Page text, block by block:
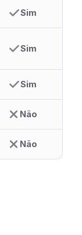
Sim
Sim
Sim
Não
Não